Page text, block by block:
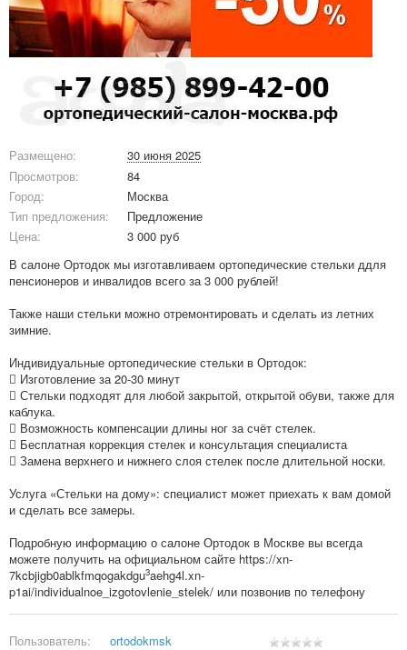
Размещено:
30 июня 2025
Просмотров:
84
Город:
Москва
Тип предложения:
Предложение
Цена:
3 000 руб
В салоне Ортодок мы изготавливаем ортопедические стельки ддля
пенсионеров и инвалидов всего за 3 000 рублей!
Также наши стельки можно отремонтировать и сделать из летних
зимние.
Индивидуальные ортопедические стельки в Ортодок:
 Изготовление за 20-30 минут
 Стельки подходят для любой закрытой, открытой обуви, также для
каблука.
 Возможность компенсации длины ног за счёт стелек.
 Бесплатная коррекция стелек и консультация специалиста
 Замена верхнего и нижнего слоя стелек после длительной носки.
Услуга «Стельки на дому»: специалист может приехать к вам домой
и сделать все замеры.
Подробную информацию о салоне Ортодок в Москве вы всегда
можете получить на официальном сайте https://xn-
7kcbjigb0ablkfmqogakdgu3aehg4l.xn-
p1ai/individualnoe_izgotovlenie_stelek/ или позвонив по телефону
Пользователь: ortodokmsk